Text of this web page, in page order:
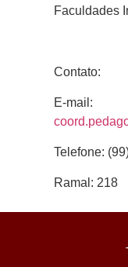
Faculdades
Contato:
E-mail:
Telefone:
Ramal: 218